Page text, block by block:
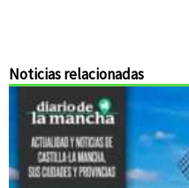
Noticias relacionadas